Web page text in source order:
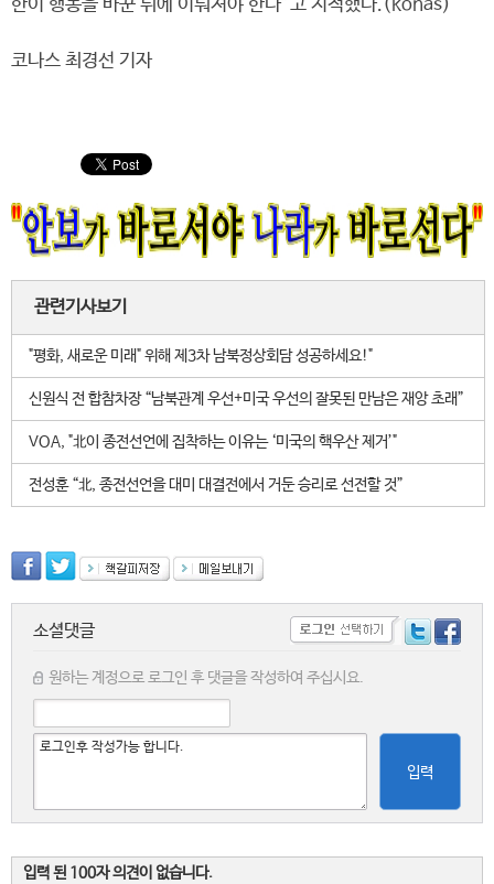
한이 행동을 바꾼 뒤에 이뤄져야 한다”고 지적했다.(konas)
코나스 최경선 기자
관련기사보기
"평화, 새로운 미래" 위해 제3차 남북정상회담 성공하세요!"
신원식 전 합참차장 “남북관계 우선+미국 우선의 잘못된 만남은 재앙 초래”
VOA, "北이 종전선언에 집착하는 이유는 ‘미국의 핵우산 제거’"
전성훈 “北, 종전선언을 대미 대결전에서 거둔 승리로 선전할 것”
소셜댓글
원하는 계정으로 로그인 후 댓글을 작성하여 주십시요.
입력
입력 된 100자 의견이 없습니다.